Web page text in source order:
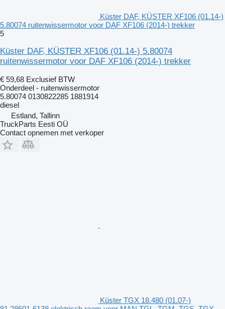
Küster DAF, KÜSTER XF106 (01.14-)
5.80074 ruitenwissermotor voor DAF XF106 (2014-) trekker
5
Küster DAF, KÜSTER XF106 (01.14-) 5.80074
ruitenwissermotor voor DAF XF106 (2014-) trekker
€ 59,68 Exclusief BTW
Onderdeel - ruitenwissermotor
5.80074 0130822285 1881914
diesel
Estland, Tallinn
TruckParts Eesti OÜ
Contact opnemen met verkoper
Küster TGX 18.480 (01.07-)